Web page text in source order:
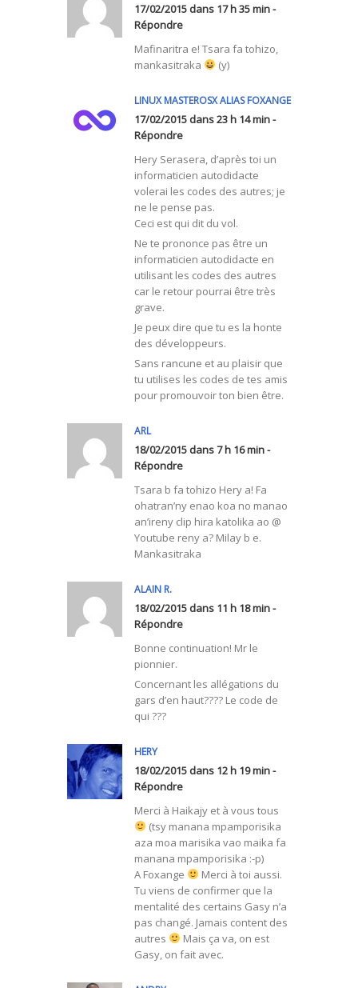
17/02/2015 dans 17 h 35 min -
Répondre
Mafinaritra e! Tsara fa tohizo,
mankasitraka
(y)
LINUX MASTEROSX ALIAS FOXANGE
17/02/2015 dans 23 h 14 min -
Répondre
Hery Serasera, d’après toi un
informaticien autodidacte
volerai les codes des autres; je
ne le pense pas.
Ceci est qui dit du vol.
Ne te prononce pas être un
informaticien autodidacte en
utilisant les codes des autres
car le retour pourrai être très
grave.
Je peux dire que tu es la honte
des développeurs.
Sans rancune et au plaisir que
tu utilises les codes de tes amis
pour promouvoir ton bien être.
ARL
18/02/2015 dans 7 h 16 min -
Répondre
Tsara b fa tohizo Hery a! Fa
ohatran’ny enao koa no manao
an’ireny clip hira katolika ao @
Youtube reny a? Milay b e.
Mankasitraka
ALAIN R.
18/02/2015 dans 11 h 18 min -
Répondre
Bonne continuation! Mr le
pionnier.
Concernant les allégations du
gars d’en haut???? Le code de
qui ???
HERY
18/02/2015 dans 12 h 19 min -
Répondre
Merci à Haikajy et à vous tous
(tsy manana mpamporisika
aza moa marisika vao maika fa
manana mpamporisika :-p)
A Foxange
Merci à toi aussi.
Tu viens de confirmer que la
mentalité des certains Gasy n’a
pas changé. Jamais content des
autres
Mais ça va, on est
Gasy, on fait avec.